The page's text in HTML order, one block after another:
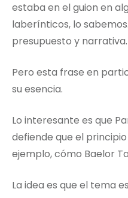
estaba en el guion en
laberínticos, lo
presupuesto y narrativa.
Pero esta frase en
su esencia.
Lo interesante es que
defiende que el
ejemplo, cómo Baelor
La idea es que el tema